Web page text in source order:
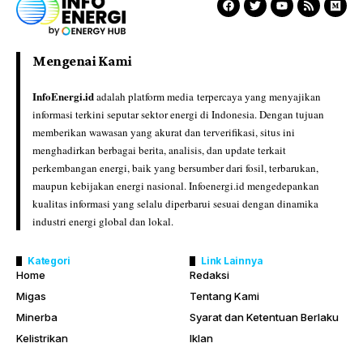
Mengenai Kami
InfoEnergi.idadalah platform media terpercaya yang menyajikan
informasi terkini seputar sektor energi di Indonesia. Dengan tujuan
memberikan wawasan yang akurat dan terverifikasi, situs ini
menghadirkan berbagai berita, analisis, dan update terkait
perkembangan energi, baik yang bersumber dari fosil, terbarukan,
maupun kebijakan energi nasional. Infoenergi.id mengedepankan
kualitas informasi yang selalu diperbarui sesuai dengan dinamika
industri energi global dan lokal.
Kategori
Home
Migas
Minerba
Kelistrikan
Link Lainnya
Redaksi
Tentang Kami
Syarat dan Ketentuan Berlaku
Iklan